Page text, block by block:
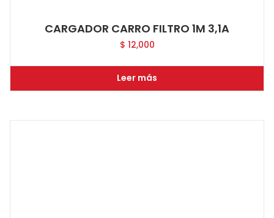
CARGADOR CARRO FILTRO 1M 3,1A
$ 12,000
Leer más